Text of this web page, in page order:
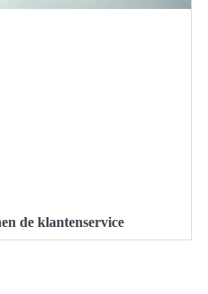
de klantenservice